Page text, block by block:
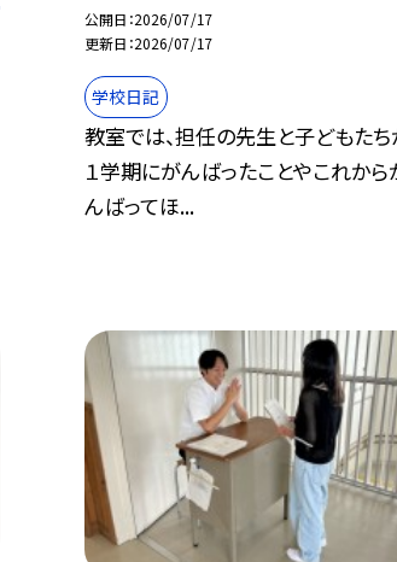
公開日 2026/07/17
更新日 2026/07/17
学校日記
教室では、担任の先生と子どもたち
１学期にがんばったことやこれから
んばってほ...